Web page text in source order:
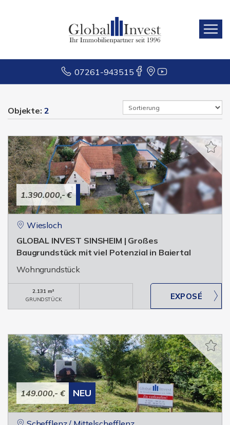
07261-943515
Objekte: 2
1.390.000,- €
Wiesloch
GLOBAL INVEST SINSHEIM | Großes
Baugrundstück mit viel Potenzial in Baiertal
Wohngrundstück
2.131 m²
GRUNDSTÜCK
149.000,- € NEU